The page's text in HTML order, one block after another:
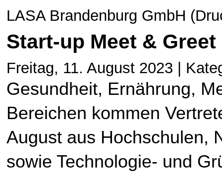
LASA Brandenburg GmbH
Start-up Meet &
Freitag, 11. August 2023 |
Gesundheit, Ernährung,
Bereichen kommen
August aus Hochschulen,
sowie Technologie- und